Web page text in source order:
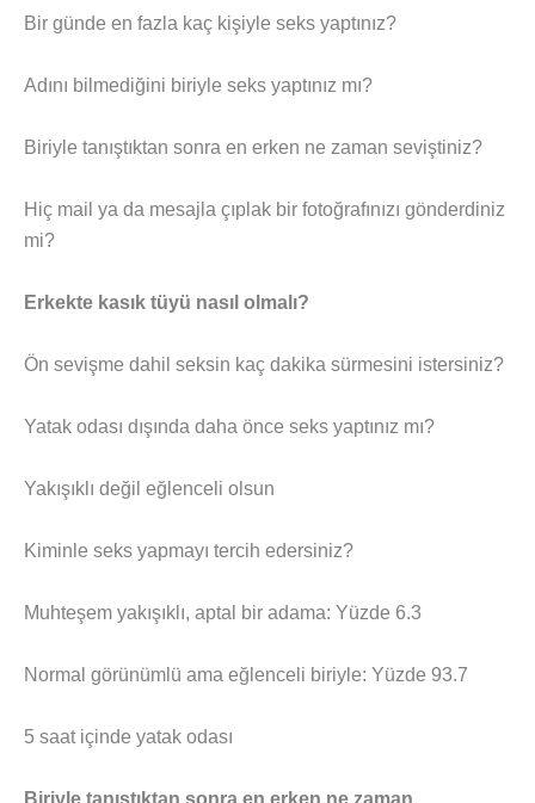
Bir günde en fazla kaç kişiyle seks yaptınız?
Adını bilmediğini biriyle seks yaptınız mı?
Biriyle tanıştıktan sonra en erken ne zaman seviştiniz?
Hiç mail ya da mesajla çıplak bir fotoğrafınızı gönderdiniz
mi?
Erkekte kasık tüyü nasıl olmalı?
Ön sevişme dahil seksin kaç dakika sürmesini istersiniz?
Yatak odası dışında daha önce seks yaptınız mı?
Yakışıklı değil eğlenceli olsun
Kiminle seks yapmayı tercih edersiniz?
Muhteşem yakışıklı, aptal bir adama: Yüzde 6.3
Normal görünümlü ama eğlenceli biriyle: Yüzde 93.7
5 saat içinde yatak odası